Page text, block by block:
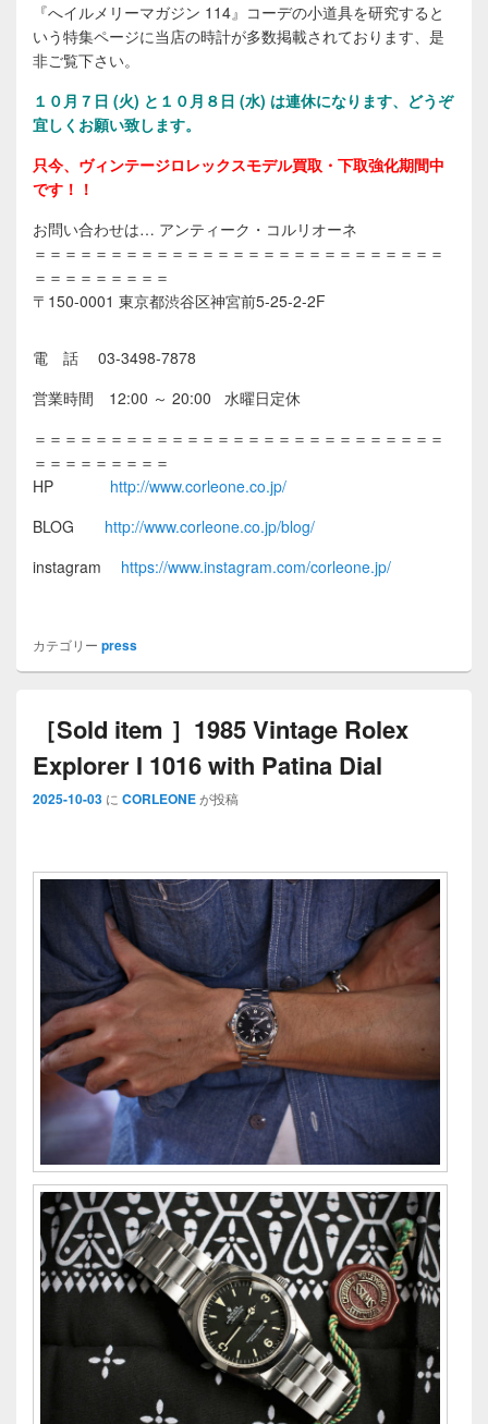
『へイルメリーマガジン 114』コーデの小道具を研究すると
いう特集ページに当店の時計が多数掲載されております、是
非ご覧下さい。
１０ 月７日 (火) と１０月８日 (水) は連休になります、どうぞ
宜しくお願い致します。
只今、ヴィンテージロレックスモデル買取・下取強化期間中
です！！
お問い合わせは… アンティーク・コルリオーネ
＝＝＝＝＝＝＝＝＝＝＝＝＝＝＝＝＝＝＝＝＝＝＝＝＝＝＝
＝＝＝＝＝＝＝＝＝
〒150-0001 東京都渋谷区神宮前5-25-2-2F
電 話 03-3498-7878
営業時間 12:00 ～ 20:00 水曜日定休
＝＝＝＝＝＝＝＝＝＝＝＝＝＝＝＝＝＝＝＝＝＝＝＝＝＝＝
＝＝＝＝＝＝＝＝＝
HP
http://www.corleone.co.jp/
BLOG http://www.corleone.co.jp/blog/
instagram https://www.instagram.com/corleone.jp/
カテゴリー press
［Sold item ］1985 Vintage Rolex
Explorer I 1016 with Patina Dial
2025-10-03 に CORLEONEが投稿